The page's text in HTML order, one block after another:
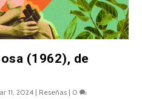
(1962), de
11, 2024 | Reseñas | 0